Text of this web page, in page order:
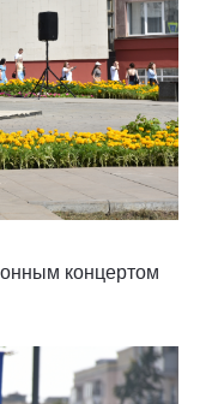
концертом